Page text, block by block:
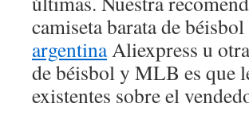
camiseta barata de
argentinaAliexpress u
de béisbol y MLB es que
existentes sobre el